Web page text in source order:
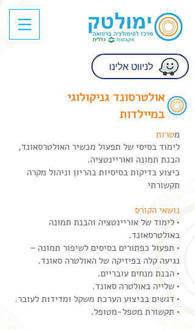
לניווט אלינו
אולטרסונד גניקולוגי
במיילדות
​טרות
לימוד בסיסי של תפעול מכשיר האולטרסאונד,
הבנת תמונה ואוריינטציה.
ביצוע בדיקות בסיסיות בהריון וניהול מקרה
תקשורתי
נושאי הקורס
• לימוד של אוריינטציה והבנת תמונה
באולטרסאונד.
• תפעול כפתורים בסיסים לשיפור תמונה –
נגיעה קלה בפיזיקה של האולטרה סאונד.
• הבנת מנחים עובריים.
• שלייה באולטרה סאונד.
• דגשים בביצוע הערכת משקל ומדידות לעובר.
• תקשורת מטפל-מטופל.